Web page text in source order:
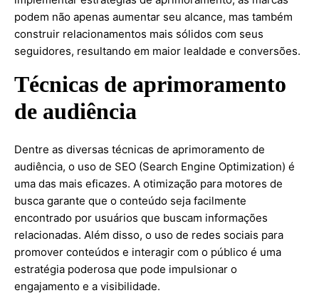
podem não apenas aumentar seu alcance, mas também
construir relacionamentos mais sólidos com seus
seguidores, resultando em maior lealdade e conversões.
Técnicas de aprimoramento
de audiência
Dentre as diversas técnicas de aprimoramento de
audiência, o uso de SEO (Search Engine Optimization) é
uma das mais eficazes. A otimização para motores de
busca garante que o conteúdo seja facilmente
encontrado por usuários que buscam informações
relacionadas. Além disso, o uso de redes sociais para
promover conteúdos e interagir com o público é uma
estratégia poderosa que pode impulsionar o
engajamento e a visibilidade.